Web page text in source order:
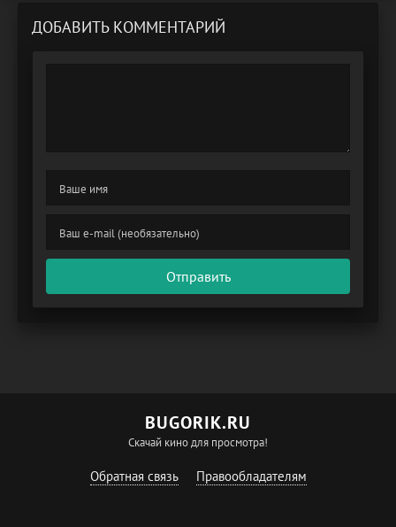
ДОБАВИТЬ КОММЕНТАРИЙ
Отправить
BUGORIK.RU
Скачай кино для просмотра!
Обратная связь Правообладателям